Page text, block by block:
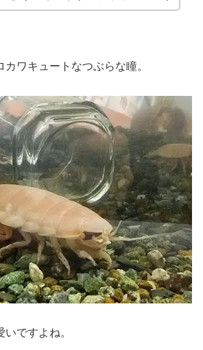
ワキュートなつぶらな瞳。
ですよね。